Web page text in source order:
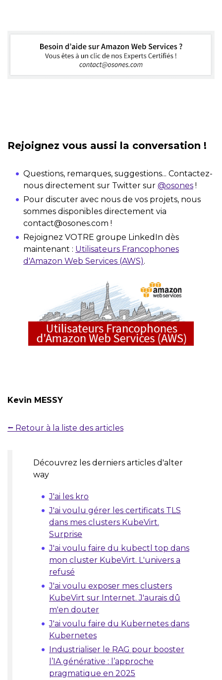
Rejoignez vous aussi la conversation !
Questions, remarques, suggestions... Contactez-
nous directement sur Twitter sur @osones !
Pour discuter avec nous de vos projets, nous
sommes disponibles directement via
contact@osones.com !
Rejoignez VOTRE groupe LinkedIn dès
maintenant : Utilisateurs Francophones
d'Amazon Web Services (AWS).
Kevin MESSY
⭠ Retour à la liste des articles
Découvrez les derniers articles d'alter
way
J'ai les kro
J'ai voulu gérer les certificats TLS
dans mes clusters KubeVirt.
Surprise
J'ai voulu faire du kubectl top dans
mon cluster KubeVirt. L'univers a
refusé
J'ai voulu exposer mes clusters
KubeVirt sur Internet. J'aurais dû
m'en douter
J'ai voulu faire du Kubernetes dans
Kubernetes
Industrialiser le RAG pour booster
l’IA générative : l’approche
pragmatique en 2025